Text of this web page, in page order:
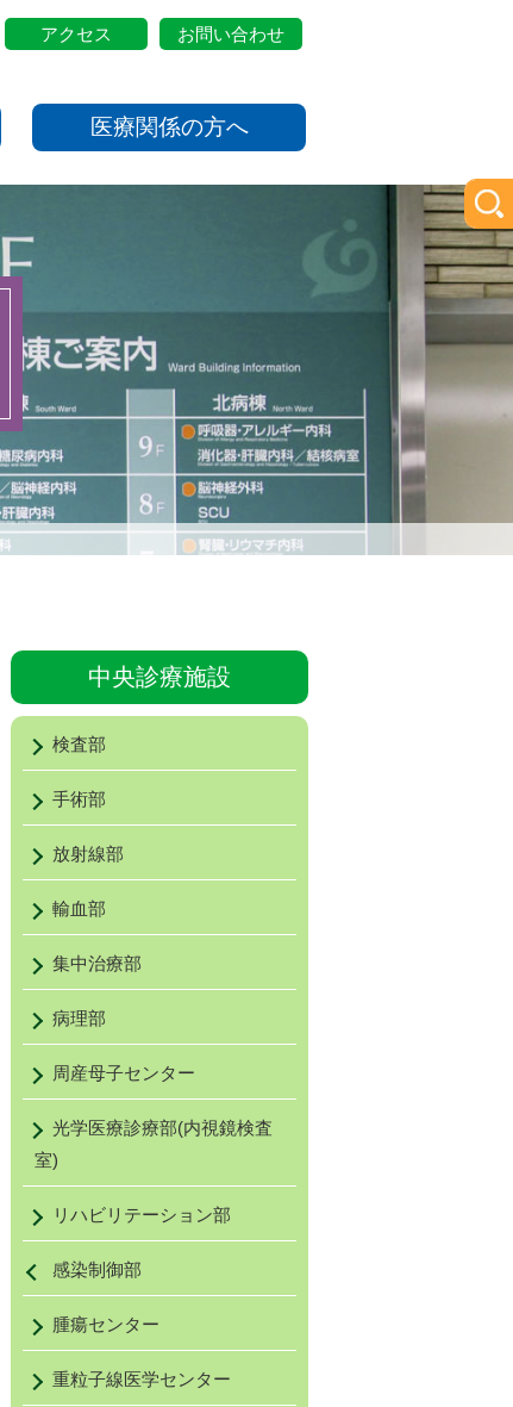
アクセス お問い合わせ
医療関係の方へ
中央診療施設
検査部
手術部
放射線部
輸血部
集中治療部
病理部
周産母子センター
光学医療診療部(内視鏡検査
室)
リハビリテーション部
感染制御部
腫瘍センター
重粒子線医学センター